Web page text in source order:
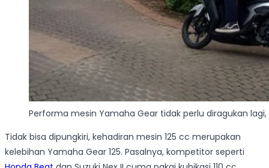
Performa mesin Yamaha Gear tidak perlu diragukan
Tidak bisa dipungkiri, kehadiran mesin 125 cc merupakan
kelebihan Yamaha Gear 125. Pasalnya, kompetitor seperti